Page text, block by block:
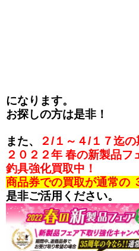
になります。
お探しの方は是非！
また、
２/１～４/１７迄
２０２２年 春の新製品フ
釣具強化買取中！
商品券での買取が通常の
是非ご活用ください。